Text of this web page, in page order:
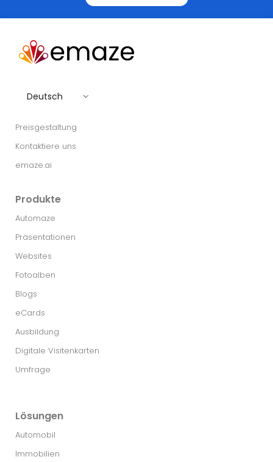
Deutsch
Preisgestaltung
Kontaktiere uns
emaze.ai
Produkte
Automaze
Präsentationen
Websites
Fotoalben
Blogs
eCards
Ausbildung
Digitale Visitenkarten
Umfrage
Lösungen
Automobil
Immobilien